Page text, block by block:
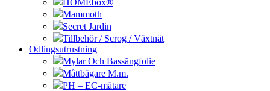
HOMEbox®
Mammoth
Secret Jardin
Tillbehör / Scrog / Växtnät
Odlingsutrustning
Mylar Och Bassängfolie
Måttbägare M.m.
PH – EC-mätare